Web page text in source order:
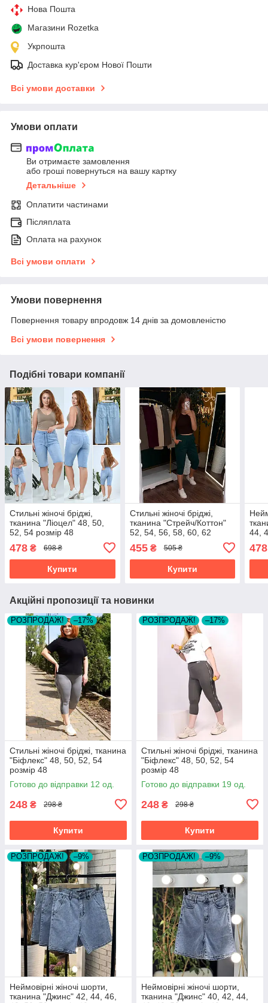
Нова Пошта
Магазини Rozetka
Укрпошта
Доставка кур'єром Нової Пошти
Всі умови доставки
Умови оплати
Ви отримаєте замовлення
або гроші повернуться на вашу картку
Детальніше
Оплатити частинами
Післяплата
Оплата на рахунок
Всі умови оплати
Умови повернення
Повернення товару впродовж 14 днів за домовленістю
Всі умови повернення
Подібні товари компанії
Стильні жіночі бріджі,
тканина "Ліоцел" 48, 50,
52, 54 розмір 48
478 ₴ 698 ₴
Купити
Стильні жіночі бріджі,
тканина "Стрейч/Коттон"
52, 54, 56, 58, 60, 62
455₴ 505 ₴
Купити
44,
478
Акційні пропозиції та новинки
РОЗПРОДАЖ! –17%
Стильні жіночі бріджі, тканина
"Біфлекс" 48, 50, 52, 54
розмір 48
Готово до відправки 12 од.
248 ₴ 298 ₴
Купити
РОЗПРОДАЖ! –17%
Стильні жіночі бріджі, тканина
"Біфлекс" 48, 50, 52, 54
розмір 48
Готово до відправки 19 од.
248 ₴ 298 ₴
Купити
РОЗПРОДАЖ! –9%
Неймовірні жіночі шорти,
тканина "Джинс" 42, 44, 46,
РОЗПРОДАЖ! –9%
Неймовірні жіночі шорти,
тканина "Джинс" 40, 42, 44,